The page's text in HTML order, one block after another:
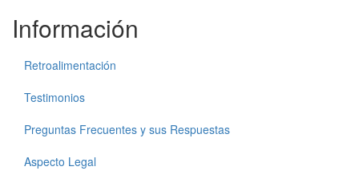
Información
Retroalimentación
Testimonios
Preguntas Frecuentes y sus Respuestas
Aspecto Legal